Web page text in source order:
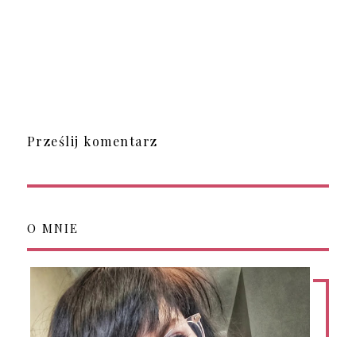
Prześlij komentarz
O MNIE